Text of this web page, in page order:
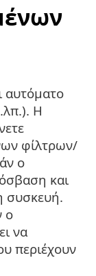
αυτόματο
Η
φίλτρων/
ο
και
συσκευή.
ο
να
περιέχουν